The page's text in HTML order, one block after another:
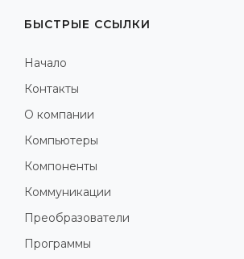
БЫСТРЫЕ ССЫЛКИ
Начало
Контакты
О компании
Компьютеры
Компоненты
Коммуникации
Преобразователи
Программы